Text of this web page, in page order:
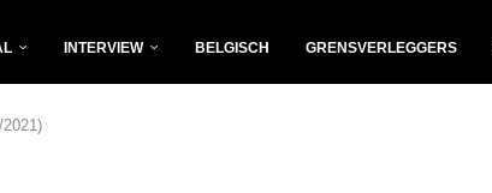
INTERVIEW BELGISCH GRENSVERLEGGERS